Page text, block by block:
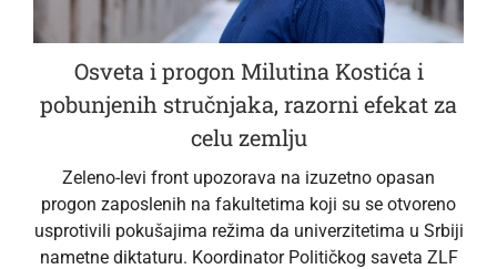
Osveta i progon Milutina Kostića i
pobunjenih stručnjaka, razorni efekat za
celu zemlju
Zeleno-levi front upozorava na izuzetno opasan
progon zaposlenih na fakultetima koji su se otvoreno
usprotivili pokušajima režima da univerzitetima u Srbiji
nametne diktaturu. Koordinator Političkog saveta ZLF